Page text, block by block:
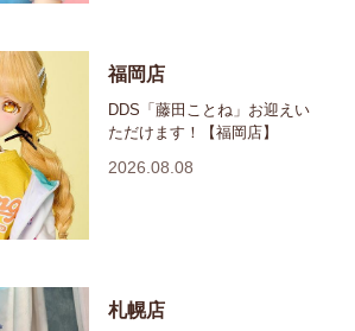
福岡店
DDS「藤田ことね」お迎えい
ただけます！【福岡店】
2026.08.08
札幌店